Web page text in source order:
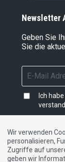
Newsletter
Geben Sie
Sie die
Ich
Impressum|
Wir verwenden
personalisieren,
Zugriffe auf
geben wir